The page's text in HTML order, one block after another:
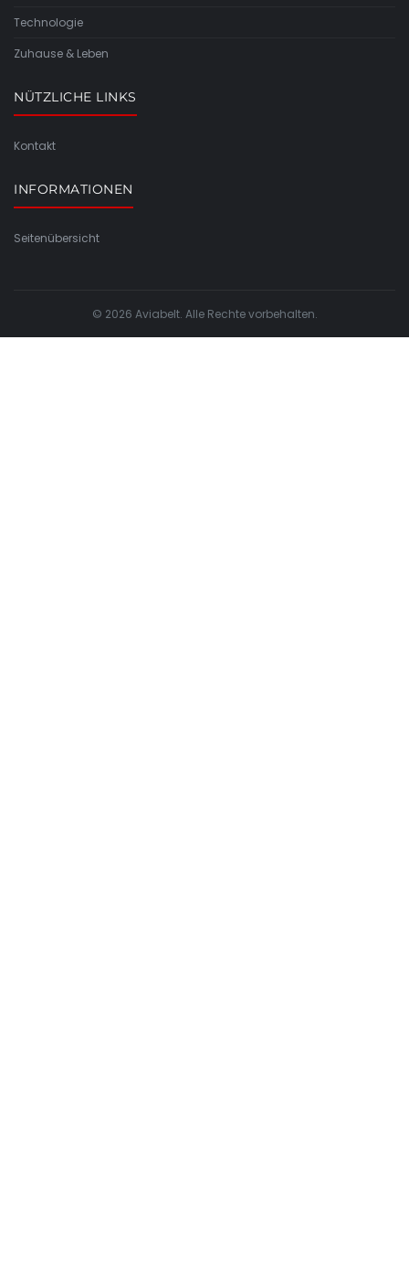
Technologie
Zuhause & Leben
NÜTZLICHE LINKS
Kontakt
INFORMATIONEN
Seitenübersicht
© 2026 Aviabelt. Alle Rechte vorbehalten.